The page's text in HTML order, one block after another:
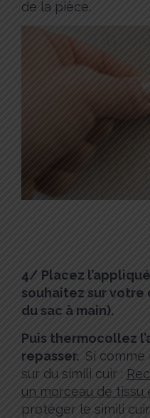
de la pièce.
4/ Placez
souhaitez sur votre
du sac à main).
Puis thermocollez
repasser. Si comme
sur du simili cuir :
un morceau de tissu
protéger le simili